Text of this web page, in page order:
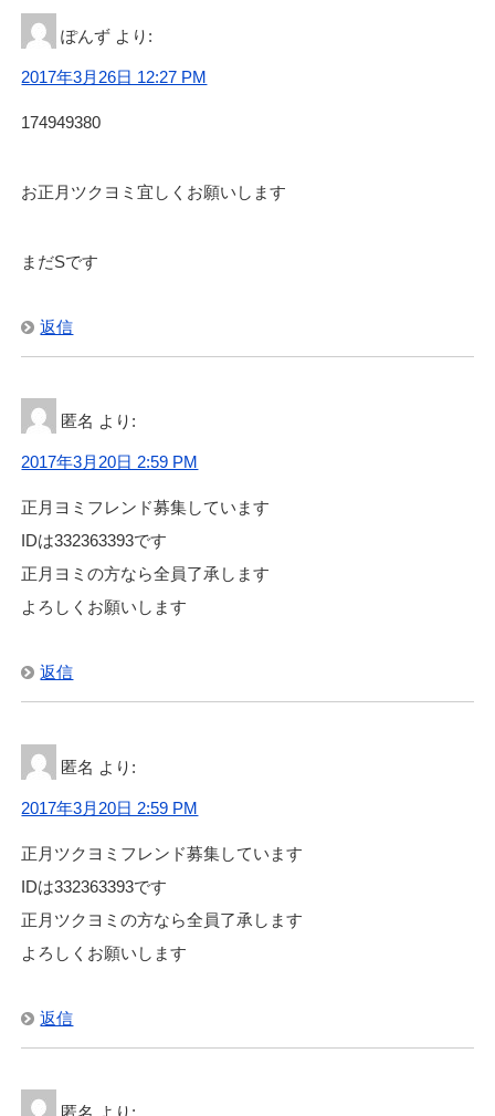
ぽんず より:
2017年3月26日 12:27 PM
174949380
お正月ツクヨミ宜しくお願いします
まだSです
返信
匿名 より:
2017年3月20日 2:59 PM
正月ヨミフレンド募集しています
IDは332363393です
正月ヨミの方なら全員了承します
よろしくお願いします
返信
匿名 より:
2017年3月20日 2:59 PM
正月ツクヨミフレンド募集しています
IDは332363393です
正月ツクヨミの方なら全員了承します
よろしくお願いします
返信